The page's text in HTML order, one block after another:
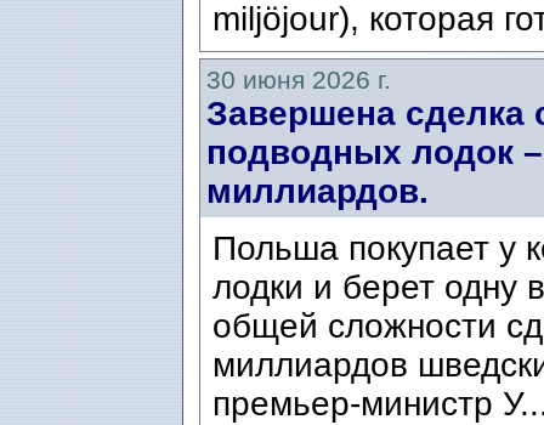
miljöjour), которая
30 июня 2026 г.
Завершена сделка
подводных лодок
миллиардов.
Польша покупает у
лодки и берет одну
общей сложности
миллиардов
премьер-министр